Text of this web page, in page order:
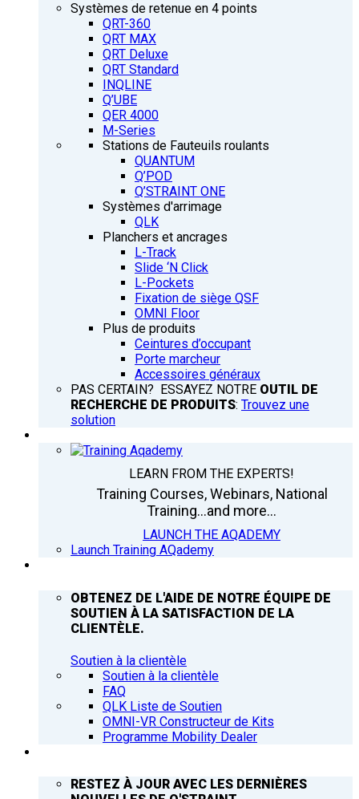
Systèmes de retenue en 4 points
QRT-360
QRT MAX
QRT Deluxe
QRT Standard
INQLINE
Q’UBE
QER 4000
M-Series
Stations de Fauteuils roulants
QUANTUM
Q’POD
Q’STRAINT ONE
Systèmes d'arrimage
QLK
Planchers et ancrages
L-Track
Slide ‘N Click
L-Pockets
Fixation de siège QSF
OMNI Floor
Plus de produits
Ceintures d’occupant
Porte marcheur
Accessoires généraux
PAS CERTAIN? ESSAYEZ NOTRE OUTIL DE
RECHERCHE DE PRODUITS: Trouvez une
solution
LEARN FROM THE EXPERTS!
Training Courses, Webinars, National
Training...and more...
LAUNCH THE AQADEMY
Launch Training AQademy
OBTENEZ DE L'AIDE DE NOTRE ÉQUIPE DE
SOUTIEN À LA SATISFACTION DE LA
CLIENTÈLE.
Soutien à la clientèle
Soutien à la clientèle
FAQ
QLK Liste de Soutien
OMNI-VR Constructeur de Kits
Programme Mobility Dealer
RESTEZ À JOUR AVEC LES DERNIÈRES